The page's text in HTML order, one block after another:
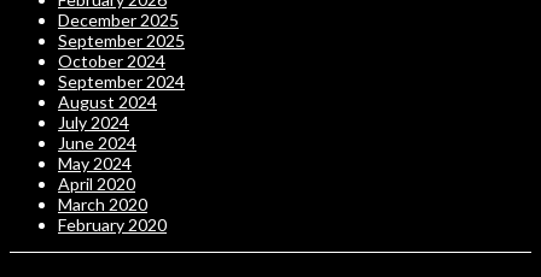
December 2025
September 2025
October 2024
September 2024
August 2024
July 2024
June 2024
May 2024
April 2020
March 2020
February 2020